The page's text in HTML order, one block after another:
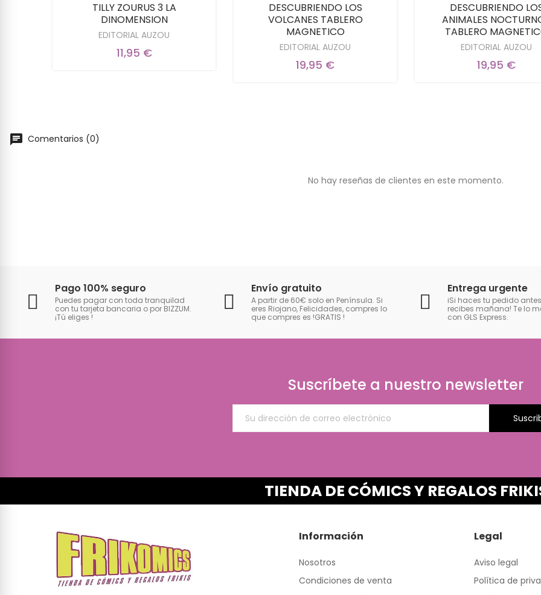
TILLY ZOURUS 3 LA
DINOMENSION
EDITORIAL AUZOU
11,95 €
DESCUBRIENDO LOS
VOLCANES TABLERO
MAGNETICO
EDITORIAL AUZOU
19,95 €
DESCUBRIENDO
ANIMALES
TABLERO
EDITORIAL AUZOU
19,95 €
Comentarios (0)
No hay reseñas de clientes en este momento.
Pago 100% seguro
Puedes pagar con toda tranquilad
con tu tarjeta bancaria o por BIZZUM.
¡Tú eliges !
Envío gratuito
A partir de 60€ solo en Península. Si
eres Riojano, Felicidades, compres lo
que compres es !GRATIS !
Entrega urgente
iSi haces tu pedido
recibes mañana! Te lo
con GLS Express.
Suscríbete a nuestro newsletter
TIENDA DE CÓMICS Y REGALOS
Información
Nosotros
Condiciones de venta
Legal
Aviso legal
Política de